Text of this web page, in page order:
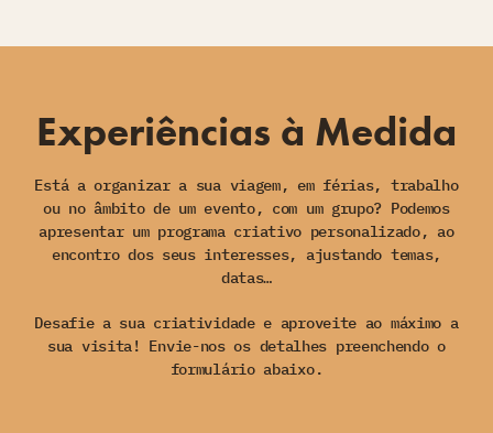
Experiências à Medida
Está a organizar a sua viagem, em férias, trabalho
ou no âmbito de um evento, com um grupo? Podemos
apresentar um programa criativo personalizado, ao
encontro dos seus interesses, ajustando temas,
datas…
Desafie a sua criatividade e aproveite ao máximo a
sua visita! Envie-nos os detalhes preenchendo o
formulário abaixo.